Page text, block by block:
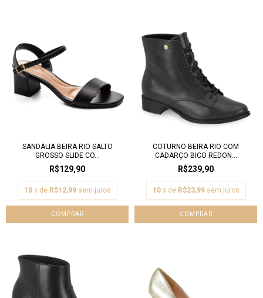
SANDÁLIA BEIRA RIO SALTO
GROSSO SLIDE CO...
R$129,90
10 x de R$12,99 sem juros
COMPRAR
COTURNO BEIRA RIO COM
CADARÇO BICO REDON...
R$239,90
10 x de R$23,99 sem juros
COMPRAR